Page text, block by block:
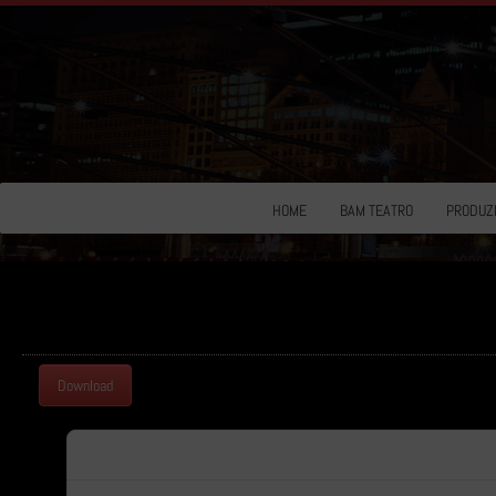
HOME BAM TEATRO
Download